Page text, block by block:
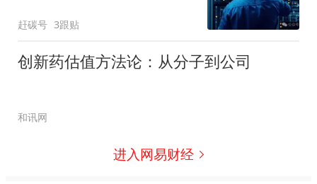
赶碳号 3跟贴
创新药估值方法论：从分子到公司
和讯网
进入网易财经